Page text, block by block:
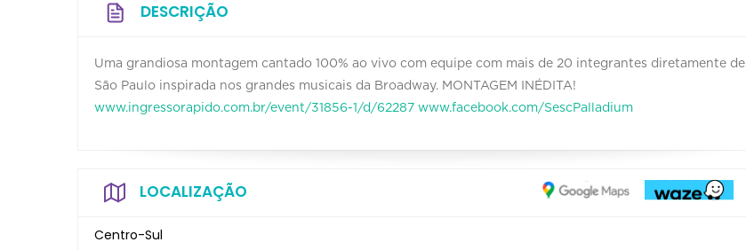
DESCRIÇÃO
Uma grandiosa montagem cantado 100% ao vivo com equipe com mais de 20 integrantes diretamente de
São Paulo inspirada nos grandes musicais da Broadway. MONTAGEM INÉDITA!
www.ingressorapido.com.br/event/31856-1/d/62287 www.facebook.com/SescPalladium
LOCALIZAÇÃO
Centro-Sul